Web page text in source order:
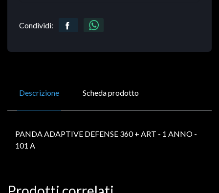
Condividi:
Descrizione Scheda prodotto
PANDA ADAPTIVE DEFENSE 360 + ART - 1 ANNO -
101 A